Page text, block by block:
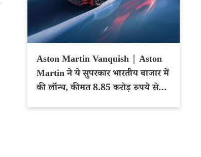
Aston Martin Vanquish | Aston
Martin ने ये सुपरकार भारतीय बाजार में
की लॉन्च, कीमत 8.85 करोड़ रुपये से